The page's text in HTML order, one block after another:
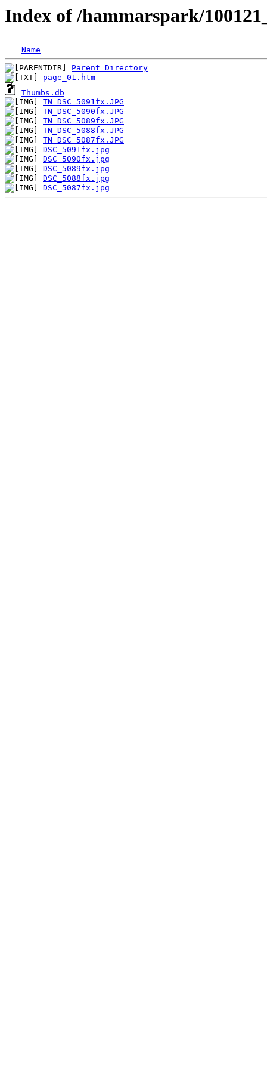
Index of /hammarspark/
Name
Parent Directory
page_01.htm
Thumbs.db
TN_DSC_5091fx.JPG
TN_DSC_5090fx.JPG
TN_DSC_5089fx.JPG
TN_DSC_5088fx.JPG
TN_DSC_5087fx.JPG
DSC_5091fx.jpg
DSC_5090fx.jpg
DSC_5089fx.jpg
DSC_5088fx.jpg
DSC_5087fx.jpg